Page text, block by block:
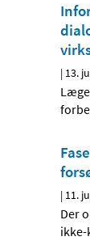
| 13.
| 11.
Der